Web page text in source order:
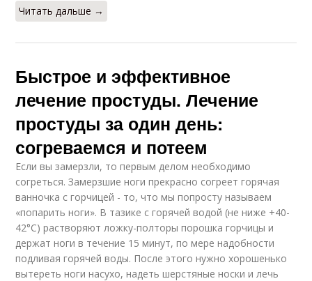
Читать дальше →
Быстрое и эффективное
лечение простуды. Лечение
простуды за один день:
согреваемся и потеем
Если вы замерзли, то первым делом необходимо
согреться. Замерзшие ноги прекрасно согреет горячая
ванночка с горчицей - то, что мы попросту называем
«попарить ноги». В тазике с горячей водой (не ниже +40-
42°С) растворяют ложку-полторы порошка горчицы и
держат ноги в течение 15 минут, по мере надобности
подливая горячей воды. После этого нужно хорошенько
вытереть ноги насухо, надеть шерстяные носки и лечь